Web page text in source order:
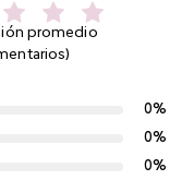
promedio
0%
0%
0%